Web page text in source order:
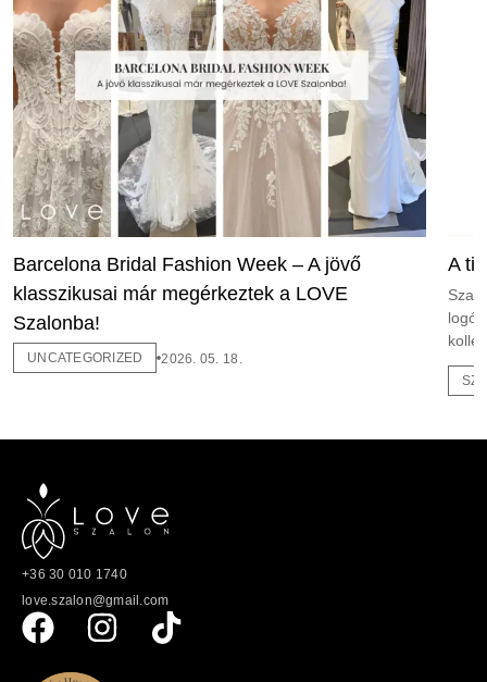
Barcelona Bridal Fashion Week – A jövő
klasszikusai már megérkeztek a LOVE
Szalonba!
UNCATEGORIZED 2026. 05. 18.
A
+36 30 010 1740
love.szalon@gmail.com